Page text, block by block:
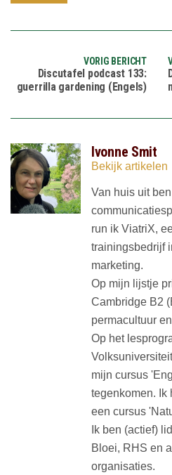
VORIG BERICHT
Discutafel podcast 133:
guerrilla gardening (Engels)
Ivonne Smit
Bekijk artikelen
Van huis uit
run ik ViatriX,
trainingsbedrijf
marketing.
Op mijn lijstje
Cambridge B2
permacultuur
Op het
mijn cursus
tegenkomen. Ik
een cursus
Ik ben (actief)
Bloei, RHS en
organisaties.